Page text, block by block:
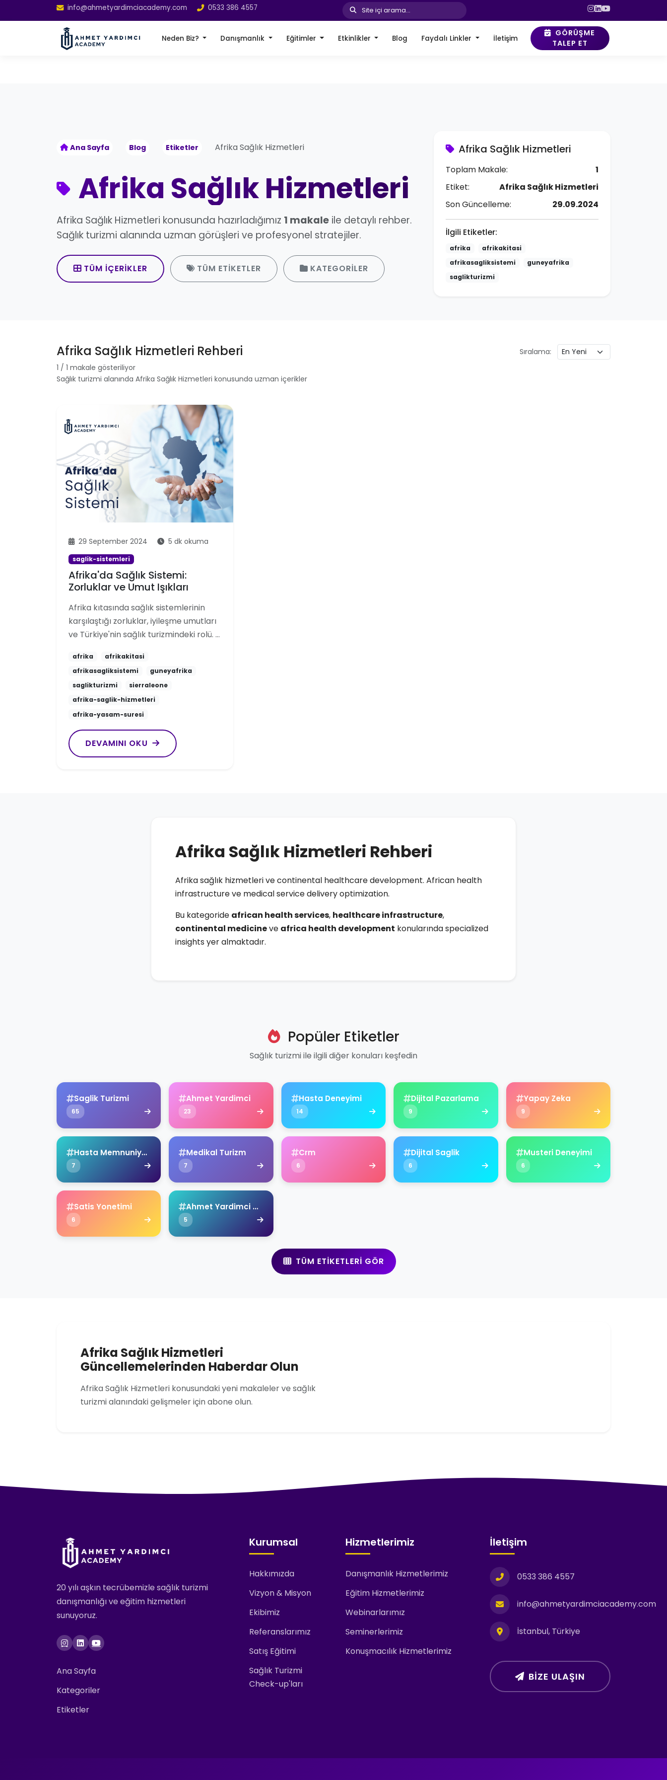
info@ahmetyardimciacademy.com 0533 386 4557 Site içi arama...
Neden Biz? Danışmanlık Eğitimler Etkinlikler Blog Faydalı Linkler İletişim
GÖRÜŞME
TALEP ET
Ana Sayfa Blog Etiketler Afrika Sağlık Hizmetleri
Afrika Sağlık Hizmetleri
Afrika Sağlık Hizmetleri konusunda hazırladığımız 1 makale ile detaylı rehber.
Sağlık turizmi alanında uzman görüşleri ve profesyonel stratejiler.
TÜM İÇERIKLER TÜM ETIKETLER KATEGORILER
Afrika Sağlık Hizmetleri
Toplam Makale:
1
Etiket:
Afrika Sağlık Hizmetleri
Son Güncelleme:
29.09.2024
İlgili Etiketler:
afrika
afrikakitasi
afrikasagliksistemi
guneyafrika
saglikturizmi
Afrika Sağlık Hizmetleri Rehberi
1 / 1 makale gösteriliyor
Sağlık turizmi alanında Afrika Sağlık Hizmetleri konusunda uzman içerikler
Sıralama:
29 September 2024 5 dk okuma
saglik-sistemleri
Afrika'da Sağlık Sistemi:
Zorluklar ve Umut Işıkları
Afrika kıtasında sağlık sistemlerinin
karşılaştığı zorluklar, iyileşme umutları
ve Türkiye'nin sağlık turizmindeki rolü. …
afrika
afrikakitasi
afrikasagliksistemi
guneyafrika
saglikturizmi
sierraleone
afrika-saglik-hizmetleri
afrika-yasam-suresi
DEVAMINI OKU
Afrika Sağlık Hizmetleri Rehberi
Afrika sağlık hizmetleri ve continental healthcare development. African health
infrastructure ve medical service delivery optimization.
Bu kategoride african health services, healthcare infrastructure,
continental medicineve africa health development konularında specialized
insights yer almaktadır.
Popüler Etiketler
Sağlık turizmi ile ilgili diğer konuları keşfedin
Saglik Turizmi
65
Ahmet Yardimci
23
Hasta Deneyimi
14
Dijital Pazarlama
9
Yapay Zeka
9
Hasta Memnuniyeti
7
Medikal Turizm
7
Crm
6
Dijital Saglik
6
Musteri Deneyimi
6
Satis Yonetimi
6
Ahmet Yardimci Academy
5
TÜM ETIKETLERI GÖR
Afrika Sağlık Hizmetleri
Güncellemelerinden Haberdar Olun
Afrika Sağlık Hizmetleri konusundaki yeni makaleler ve sağlık
turizmi alanındaki gelişmeler için abone olun.
20 yılı aşkın tecrübemizle sağlık turizmi
danışmanlığı ve eğitim hizmetleri
sunuyoruz.
Ana Sayfa
Kategoriler
Etiketler
Kurumsal
Hakkımızda
Vizyon & Misyon
Ekibimiz
Referanslarımız
Satış Eğitimi
Sağlık Turizmi
Check-up'ları
Hizmetlerimiz
Danışmanlık Hizmetlerimiz
Eğitim Hizmetlerimiz
Webinarlarımız
Seminerlerimiz
Konuşmacılık Hizmetlerimiz
İletişim
0533 386 4557
info@ahmetyardimciacademy.com
İstanbul, Türkiye
BIZE ULAŞIN